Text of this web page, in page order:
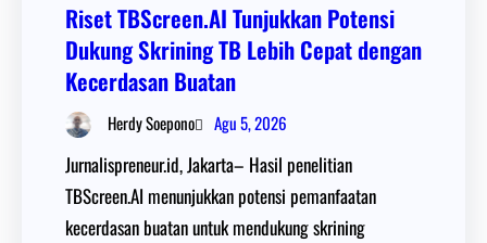
Riset TBScreen.AI Tunjukkan Potensi
Dukung Skrining TB Lebih Cepat dengan
Kecerdasan Buatan
Herdy Soepono Agu 5, 2026
Jurnalispreneur.id, Jakarta– Hasil penelitian
TBScreen.AI menunjukkan potensi pemanfaatan
kecerdasan buatan untuk mendukung skrining